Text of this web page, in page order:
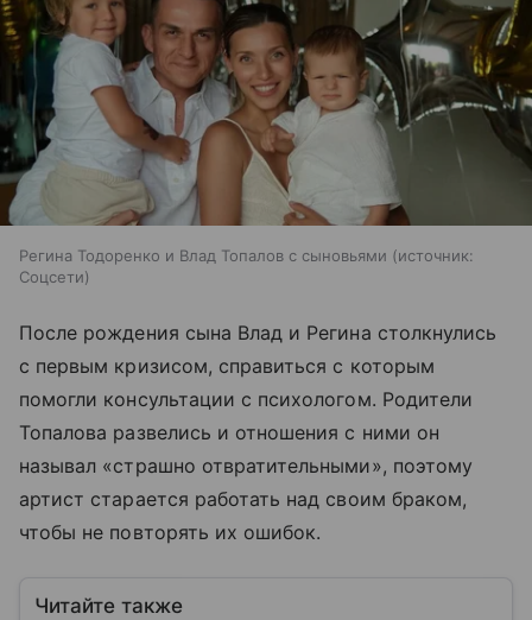
Регина Тодоренко и Влад Топалов с сыновьями
источник:
Соцсети
После рождения сына Влад и Регина столкнулись
с первым кризисом, справиться с которым
помогли консультации с психологом. Родители
Топалова развелись и отношения с ними он
называл «страшно отвратительными», поэтому
артист старается работать над своим браком,
чтобы не повторять их ошибок.
Читайте также